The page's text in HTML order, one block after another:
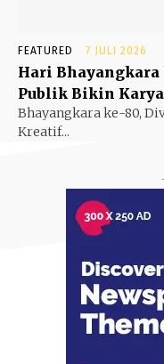
FEATURED 7 JULI 2026
Hari Bhayangkara
Publik Bikin
Bhayangkara ke-80,
Kreatif...